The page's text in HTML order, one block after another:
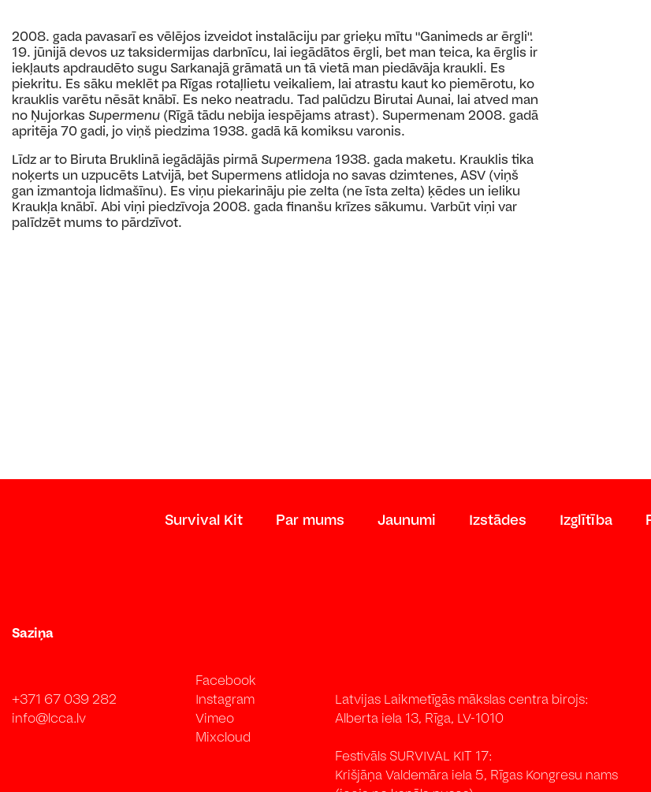
2008. gada pavasarī es vēlējos izveidot instalāciju par grieķu mītu "Ganimeds ar ērgli".
19. jūnijā devos uz taksidermijas darbnīcu, lai iegādātos ērgli, bet man teica, ka ērglis ir
iekļauts apdraudēto sugu Sarkanajā grāmatā un tā vietā man piedāvāja kraukli. Es
piekritu. Es sāku meklēt pa Rīgas rotaļlietu veikaliem, lai atrastu kaut ko piemērotu, ko
krauklis varētu nēsāt knābī. Es neko neatradu. Tad palūdzu Birutai Aunai, lai atved man
no Ņujorkas Supermenu (Rīgā tādu nebija iespējams atrast). Supermenam 2008. gadā
apritēja 70 gadi, jo viņš piedzima 1938. gadā kā komiksu varonis.
Līdz ar to Biruta Bruklinā iegādājās pirmā Supermena 1938. gada maketu. Krauklis tika
noķerts un uzpucēts Latvijā, bet Supermens atlidoja no savas dzimtenes, ASV (viņš
gan izmantoja lidmašīnu). Es viņu piekarināju pie zelta (ne īsta zelta) ķēdes un ieliku
Kraukļa knābī. Abi viņi piedzīvoja 2008. gada finanšu krīzes sākumu. Varbūt viņi var
palīdzēt mums to pārdzīvot.
Survival Kit Par mums Jaunumi Izstādes Izglītība
Saziņa
+371 67 039 282
info@lcca.lv
Facebook
Instagram
Vimeo
Mixcloud
Latvijas Laikmetīgās mākslas centra birojs:
Alberta iela 13, Rīga, LV-1010
Festivāls SURVIVAL KIT 17:
Krišjāņa Valdemāra iela 5, Rīgas Kongresu nams